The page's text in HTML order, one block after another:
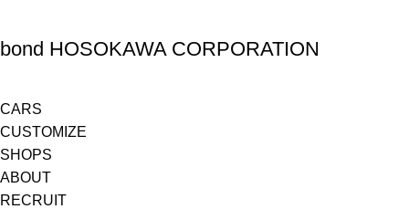
bond HOSOKAWA CORPORATION
CARS
CUSTOMIZE
SHOPS
ABOUT
RECRUIT